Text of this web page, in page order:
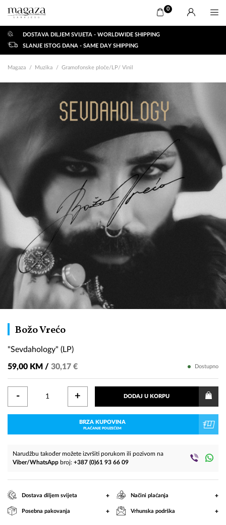
0
DOSTAVA DILJEM SVIJETA - WORLDWIDE SHIPPING
SLANJE ISTOG DANA - SAME DAY SHIPPING
Magaza Muzika Gramofonske ploče/LP/ Vinil
Božo Vrećo"Sevdahology"
(LP)
"Sevdahology" (LP)
59,00 KM / 30,17 € Dostupno
- + DODAJ U KORPU
BRZA KUPOVINA
PLAĆANJE POUZEĆEM
Narudžbu također možete izvršiti porukom ili pozivom na
Viber/WhatsApp broj: +387 (0)61 93 66 09
Dostava diljem svijeta + Načini plaćanja +
Posebna pakovanja + Vrhunska podrška +